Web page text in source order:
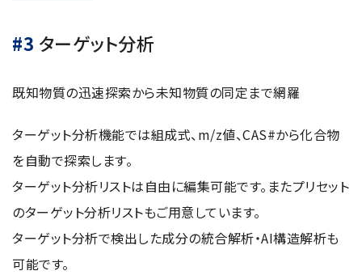
#3 ターゲット分析
既知物質の迅速探索から未知物質の同定まで網羅
ターゲット分析機能では組成式、m/z値、CAS#から化合物
を自動で探索します。
ターゲット分析リストは自由に編集可能です。またプリセット
のターゲット分析リストもご用意しています。
ターゲット分析で検出した成分の統合解析・AI構造解析も
可能です。